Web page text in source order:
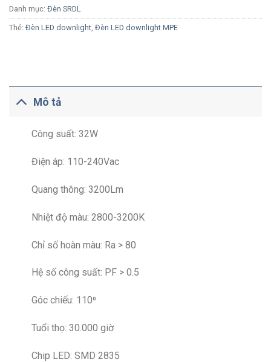
Danh mục: Đèn SRDL
Thẻ: Đèn LED downlight Đèn LED downlight MPE
Mô tả
Công suất: 32W
Điện áp: 110-240Vac
Quang thông: 3200Lm
Nhiệt độ màu: 2800-3200K
Chỉ số hoàn màu: Ra > 80
Hệ số công suất: PF > 0.5
Góc chiếu: 110⁰
Tuổi thọ: 30.000 giờ
Chip LED: SMD 2835